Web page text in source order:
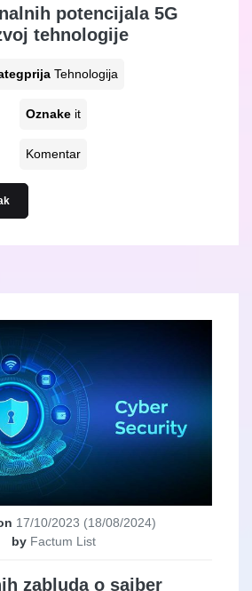
potencijala 5G
tehnologije
Tehnologija
Oznake it
Komentar
17/10/2023 (18/08/2024)
by Factum List
zabluda o sajber